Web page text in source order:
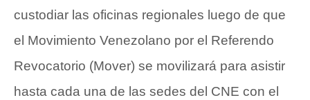
custodiar las oficinas regionales luego de que
el Movimiento Venezolano por el Referendo
Revocatorio (Mover) se movilizará para asistir
hasta cada una de las sedes del CNE con el